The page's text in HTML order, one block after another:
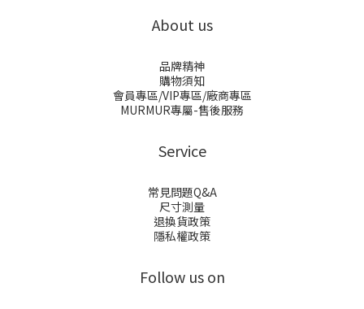
About us
品牌精神
購物須知
會員專區/VIP專區/廠商專區
MURMUR專屬-售後服務
Service
常見問題Q&A
尺寸測量
退換貨政策
隱私權政策
Follow us on